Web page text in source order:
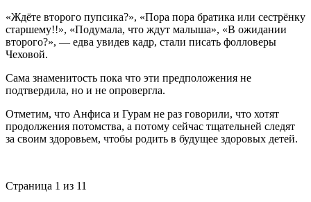
«Ждёте второго пупсика?», «Пора пора братика или сестрёнку
старшему!!», «Подумала, что ждут малыша», «В ожидании
второго?», — едва увидев кадр, стали писать фолловеры
Чеховой.
Сама знаменитость пока что эти предположения не
подтвердила, но и не опровергла.
Отметим, что Анфиса и Гурам не раз говорили, что хотят
продолжения потомства, а потому сейчас тщательней следят
за своим здоровьем, чтобы родить в будущее здоровых детей.
Страница 1 из 11